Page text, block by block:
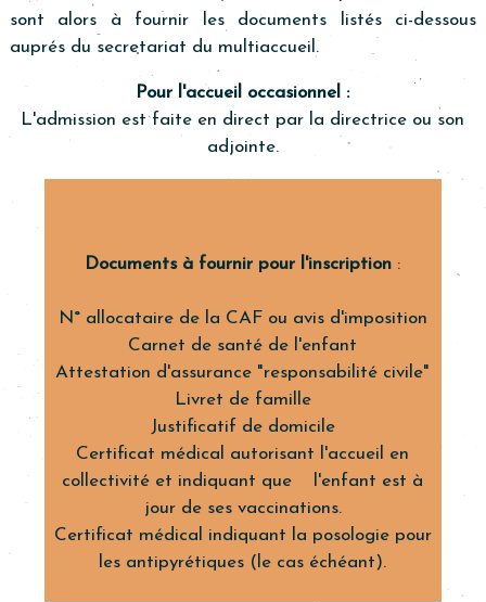
sont alors à fournir les documents listés ci-dessous
auprés du secretariat du multiaccueil.
Pour l'accueil occasionnel :
L'admission est faite en direct par la directrice ou son
adjointe.
Documents à fournir pour l'inscription :
N° allocataire de la CAF ou avis d'imposition
Carnet de santé de l'enfant
Attestation d'assurance "responsabilité civile"
Livret de famille
Justificatif de domicile
Certificat médical autorisant l'accueil en
collectivité et indiquant que l'enfant est à
jour de ses vaccinations.
Certificat médical indiquant la posologie pour
les antipyrétiques (le cas échéant).